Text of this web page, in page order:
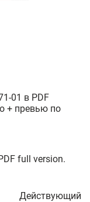
01 в PDF
+ превью по
full version.
Действующий